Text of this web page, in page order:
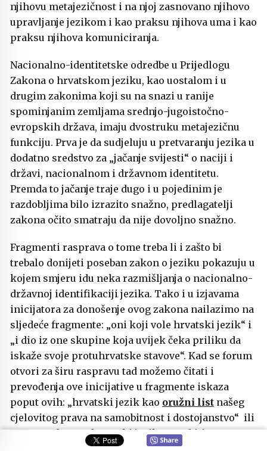
njihovu metajezičnost i na njoj zasnovano njihovo
upravljanje jezikom i kao praksu njihova uma i kao
praksu njihova komuniciranja.
Nacionalno-identitetske odredbe u Prijedlogu
Zakona o hrvatskom jeziku, kao uostalom i u
drugim zakonima koji su na snazi u ranije
spominjanim zemljama srednjo-jugoistočno-
evropskih država, imaju dvostruku metajezičnu
funkciju. Prva je da sudjeluju u pretvaranju jezika u
dodatno sredstvo za „jačanje svijesti“ o naciji i
državi, nacionalnom i državnom identitetu.
Premda to jačanje traje dugo i u pojedinim je
razdobljima bilo izrazito snažno, predlagatelji
zakona očito smatraju da nije dovoljno snažno.
Fragmenti rasprava o tome treba li i zašto bi
trebalo donijeti poseban zakon o jeziku pokazuju u
kojem smjeru idu neka razmišljanja o nacionalno-
državnoj identifikaciji jezika. Tako i u izjavama
inicijatora za donošenje ovog zakona nailazimo na
sljedeće fragmente: „oni koji vole hrvatski jezik“ i
„i dio iz one skupine koja uvijek čeka priliku da
iskaže svoje protuhrvatske stavove“. Kad se forum
otvori za širu raspravu tad možemo čitati i
prevođenja ove inicijative u fragmente iskaza
poput ovih: „hrvatski jezik kao oružni list našeg
cjelovitog prava na samobitnost i dostojanstvo“ ili
„… znam da nam hrvatski jezik mora biti